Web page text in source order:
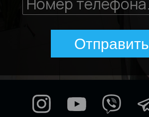
Отправить